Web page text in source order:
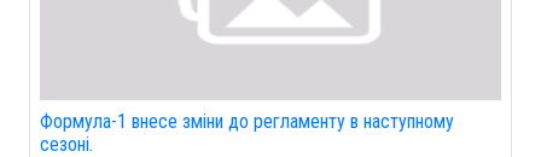
Формула-1 внесе зміни до регламенту в наступному
сезоні.